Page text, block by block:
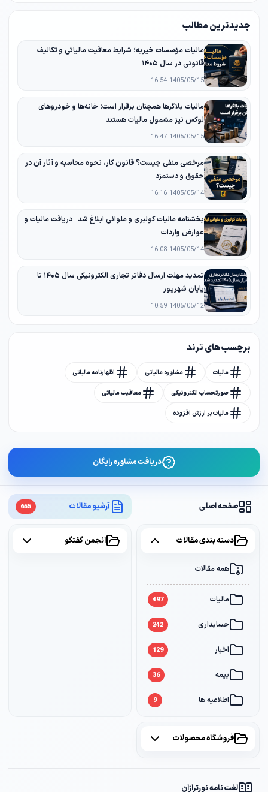
صفحه اصلی آرشیو مقالات 655
دسته بندی مقالات
همه مقالات
مالیات 497
حسابداری 242
اخبار 129
بیمه 36
اطلاعیه ها 9
انجمن گفتگو
فروشگاه محصولات
لغت نامه نورترازان
جدیدترین مطالب
مالیات مؤسسات خیریه؛ شرایط معافیت مالیاتی و تکالیف
قانونی در سال ۱۴۰۵
1405/05/15 16:54
مالیات بلاگرها همچنان برقرار است؛ خانه‌ها و خودروهای
لوکس نیز مشمول مالیات هستند
1405/05/15 16:47
مرخصی منفی چیست؟ قانون کار، نحوه محاسبه و آثار آن در
حقوق و دستمزد
1405/05/14 16:16
بخشنامه مالیات کولبری و ملوانی ابلاغ شد | دریافت مالیات و
عوارض واردات
1405/05/14 16:08
تمدید مهلت ارسال دفاتر تجاری الکترونیکی سال ۱۴۰۵ تا
پایان شهریور
1405/05/12 10:59
برچسب های ترند
مالیات مشاوره مالیاتی اظهارنامه مالیاتی
صورتحساب الکترونیکی معافیت مالیاتی
مالیات بر ارزش افزوده
دریافت مشاوره رایگان